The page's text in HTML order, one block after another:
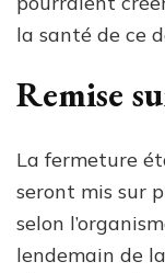
la santé de ce
Remise
La fermeture
seront mis sur
selon
lendemain de